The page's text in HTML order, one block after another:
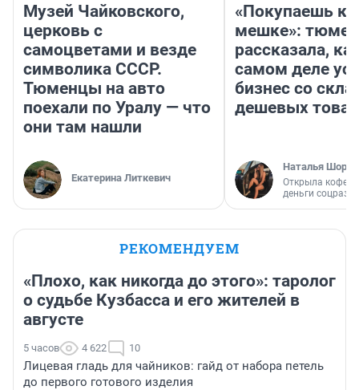
Музей Чайковского,
церковь с
самоцветами и везде
символика СССР.
Тюменцы на авто
поехали по Уралу — что
они там нашли
Екатерина Литкевич
«Покупаешь
мешке»:
рассказала,
самом деле
бизнес со
дешевых
Наталья
Открыла
деньги
РЕКОМЕНДУЕМ
«Плохо, как никогда до этого»: таролог
о судьбе Кузбасса и его жителей в
августе
5 часов 4 622 10
Лицевая гладь для чайников: гайд от набора петель
до первого готового изделия